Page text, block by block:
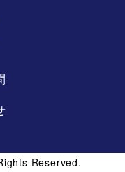
Reserved.